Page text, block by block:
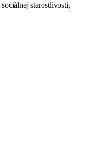
sociálnej starostlivosti,